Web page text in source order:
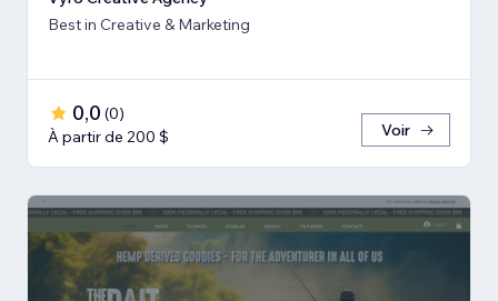
Best in Creative & Marketing
0,0 (0)
À partir de 200 $
Voir